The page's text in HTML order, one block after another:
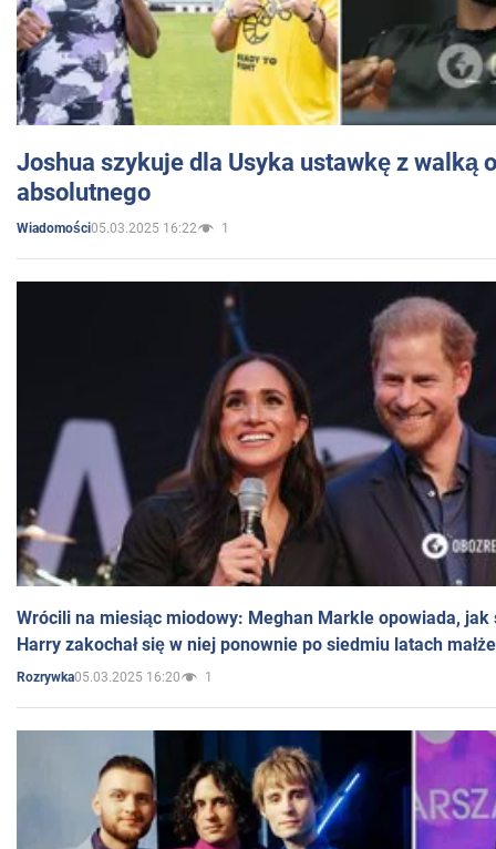
Joshua szykuje dla Usyka ustawkę z walką
absolutnego
Wiadomości05.03.2025 16:22 1
Wrócili na miesiąc miodowy: Meghan Markle opowiada, jak
Harry zakochał się w niej ponownie po siedmiu latach
Rozrywka05.03.2025 16:20 1